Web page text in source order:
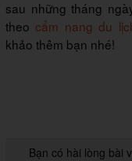
sau những tháng
theo cẩm nang du
khảo thêm bạn nhé!
Bạn có hài lòng bài